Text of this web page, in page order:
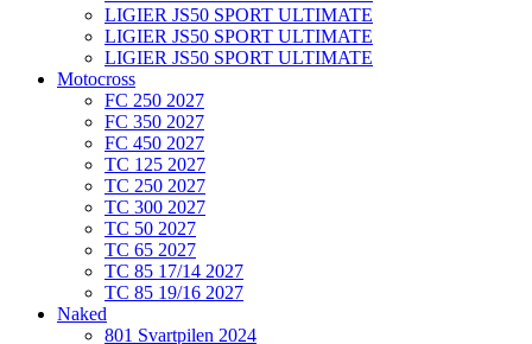
LIGIER JS50 SPORT ULTIMATE
LIGIER JS50 SPORT ULTIMATE
LIGIER JS50 SPORT ULTIMATE
Motocross
FC 250 2027
FC 350 2027
FC 450 2027
TC 125 2027
TC 250 2027
TC 300 2027
TC 50 2027
TC 65 2027
TC 85 17/14 2027
TC 85 19/16 2027
Naked
801 Svartpilen 2024